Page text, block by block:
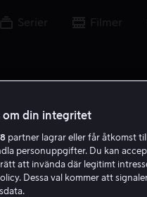
Serier Filmer
om din integritet
partner lagrar eller får åtkomst
personuppgifter. Du kan
att invända där legitimt
Dessa val kommer att